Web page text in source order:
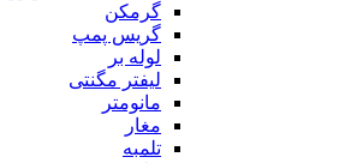
گرمکن
گریس پمپ
لوله بر
لیفتر مگنتی
مانومتر
مغار
تلمبه